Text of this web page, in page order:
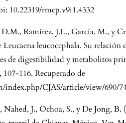
10.22319/rmcp.v9i1.4332
Ramírez, J.L., García, M., y
leucocephala. Su relación
de digestibilidad y metabolitos
116. Recuperado de
index.php/CJAS/article/view/690/
J., Ochoa, S., y De Jong, B.